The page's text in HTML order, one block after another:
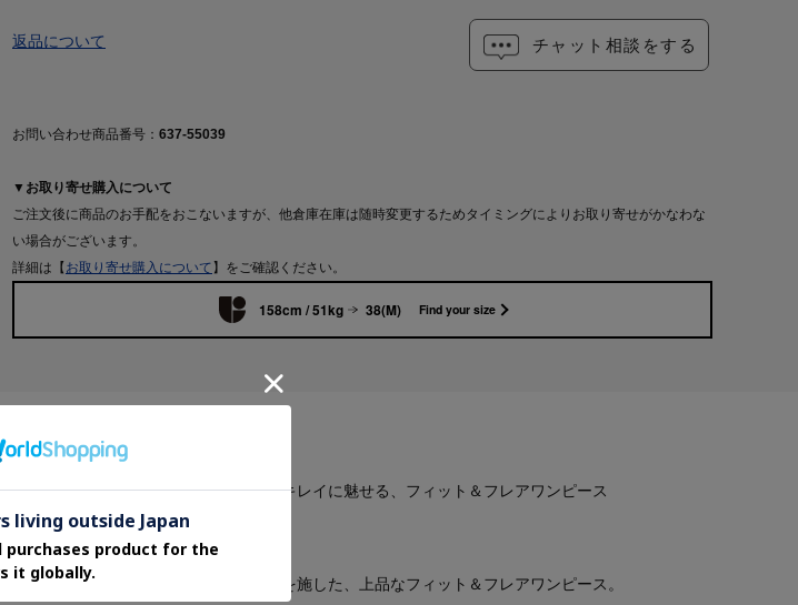
チャット相談をする
返品について
お問い合わせ商品番号： 637-55039
▼お取り寄せ購入について
ご注文後に商品のお手配をおこないますが、他倉庫在庫は随時変更するためタイミングによりお取り寄せがかなわな
い場合がございます。
詳細は【 お取り寄せ購入について 】をご確認ください。
158cm / 51kg 38(M) Find your size
Features
ピンタックデザインでウエストラインをキレイに魅せる、フィット＆フレアワンピース
【デザイン】
・ウエストラインにピンタックデザインを施した、上品なフィット＆フレアワンピース。